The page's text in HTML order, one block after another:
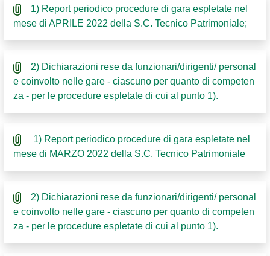
1) Report periodico procedure di gara espletate nel
mese di APRILE 2022 della S.C. Tecnico Patrimoniale;
2) Dichiarazioni rese da funzionari/dirigenti/ personal
e coinvolto nelle gare - ciascuno per quanto di competen
za - per le procedure espletate di cui al punto 1).
1) Report periodico procedure di gara espletate nel
mese di MARZO 2022 della S.C. Tecnico Patrimoniale
2) Dichiarazioni rese da funzionari/dirigenti/ personal
e coinvolto nelle gare - ciascuno per quanto di competen
za - per le procedure espletate di cui al punto 1).